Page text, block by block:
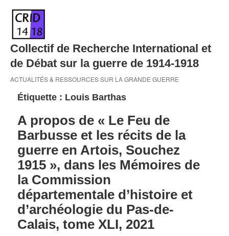
content
Collectif de Recherche International et
de Débat sur la guerre de 1914-1918
ACTUALITÉS & RESSOURCES SUR LA GRANDE GUERRE
Étiquette : Louis Barthas
A propos de « Le Feu de
Barbusse et les récits de la
guerre en Artois, Souchez
1915 », dans les Mémoires de
la Commission
départementale d’histoire et
d’archéologie du Pas-de-
Calais, tome XLI, 2021